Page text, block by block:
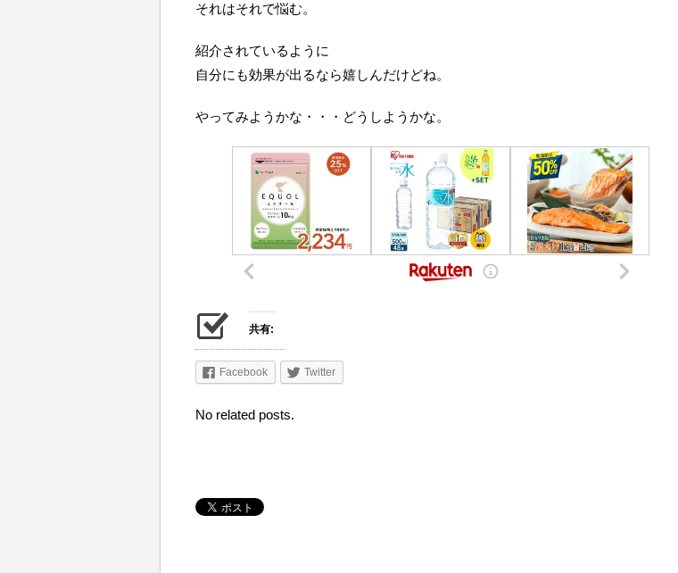
それはそれで悩む。
紹介されているように
自分にも効果が出るなら嬉しんだけどね。
やってみようかな・・・どうしようかな。
共有:
Facebook Twitter
No related posts.